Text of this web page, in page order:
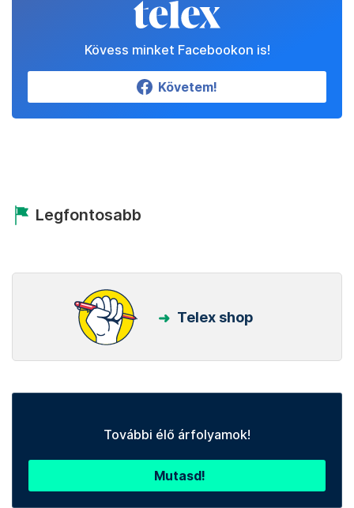
Kövess minket Facebookon is!
Követem!
Legfontosabb
Telex shop
További élő árfolyamok!
Mutasd!